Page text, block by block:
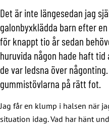
Det är inte längesedan jag
galonbyxklädda barn efter
för knappt tio år sedan
huruvida någon hade haft
de var ledsna över
gummistövlarna på rätt fot.
Jag får en klump i halsen när
situation idag. Vad har hänt